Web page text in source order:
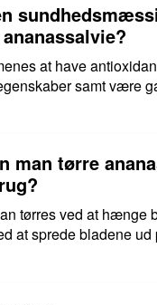
at have
samt være
man tørre
tørres ved at hænge
at sprede bladene ud